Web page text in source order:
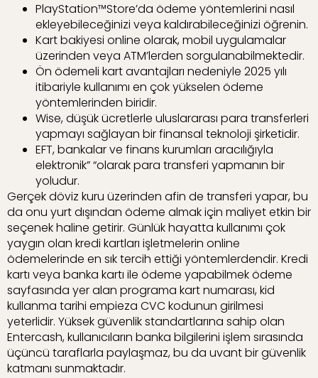
PlayStation™Store’da ödeme yöntemlerini nasıl
ekleyebileceğinizi veya kaldırabileceğinizi öğrenin.
Kart bakiyesi online olarak, mobil uygulamalar
üzerinden veya ATM’lerden sorgulanabilmektedir.
Ön ödemeli kart avantajları nedeniyle 2025 yılı
itibariyle kullanımı en çok yükselen ödeme
yöntemlerinden biridir.
Wise, düşük ücretlerle uluslararası para transferleri
yapmayı sağlayan bir finansal teknoloji şirketidir.
EFT, bankalar ve finans kurumları aracılığıyla
elektronik” “olarak para transferi yapmanın bir
yoludur.
Gerçek döviz kuru üzerinden afin de transferi yapar, bu
da onu yurt dışından ödeme almak için maliyet etkin bir
seçenek haline getirir. Günlük hayatta kullanımı çok
yaygın olan kredi kartları işletmelerin online
ödemelerinde en sık tercih ettiği yöntemlerdendir. Kredi
kartı veya banka kartı ile ödeme yapabilmek ödeme
sayfasında yer alan programa kart numarası, kid
kullanma tarihi empieza CVC kodunun girilmesi
yeterlidir. Yüksek güvenlik standartlarına sahip olan
Entercash, kullanıcıların banka bilgilerini işlem sırasında
üçüncü taraflarla paylaşmaz, bu da uvant bir güvenlik
katmanı sunmaktadır.